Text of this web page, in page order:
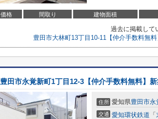
価格 間取り 建物面積
過去に掲載して
豊田市大林町13丁目10-11【仲介手数料無
豊田市永覚新町1丁目12-3【仲介手数料無料】
住所 愛知県豊田市永
交通 愛知環状鉄道 「